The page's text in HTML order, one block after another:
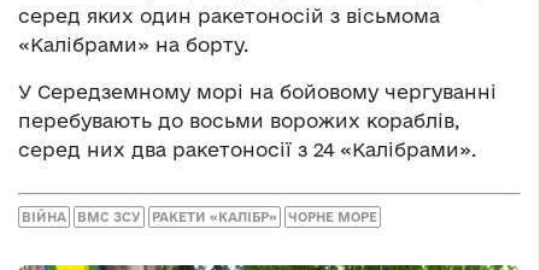
серед яких один ракетоносій з вісьмома
«Калібрами» на борту.
У Середземному морі на бойовому чергуванні
перебувають до восьми ворожих кораблів,
серед них два ракетоносії з 24 «Калібрами».
ВІЙНА ВМС ЗСУ РАКЕТИ «КАЛІБР» ЧОРНЕ МОРЕ